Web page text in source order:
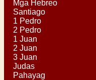
Mga Hebreo
Santiago
1 Pedro
2 Pedro
1 Juan
2 Juan
3 Juan
Judas
Pahayag